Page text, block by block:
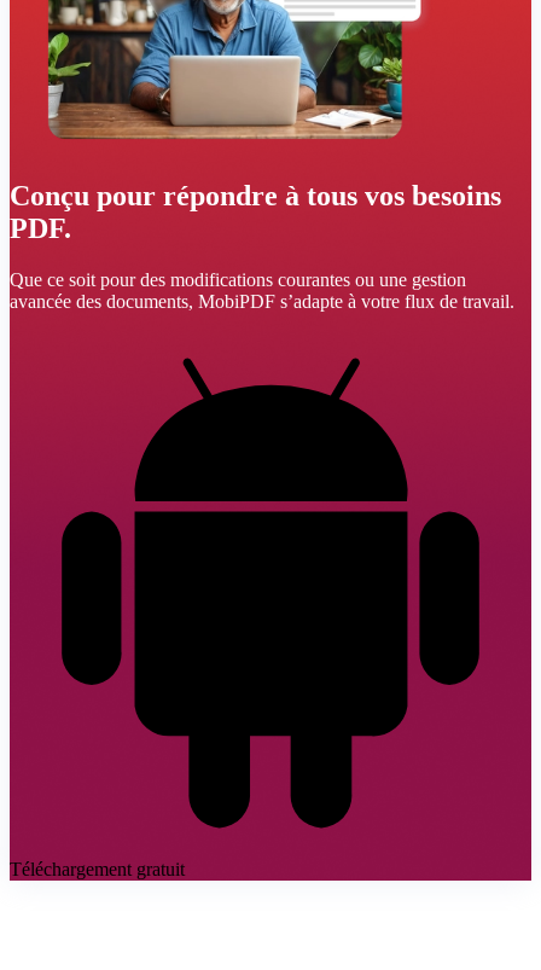
Conçu pour répondre à tous vos besoins
PDF.
Que ce soit pour des modifications courantes ou une gestion
avancée des documents, MobiPDF s’adapte à votre flux de travail.
Téléchargement gratuit